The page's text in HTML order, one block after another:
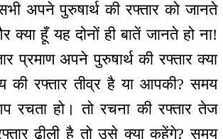
अपने पुरुषार्थ की रफ्तार को जानते
क्या हूँ यह दोनों ही बातें जानते हो ना!
प्रमाण अपने पुरुषार्थ की रफ्तार क्या
की रफ्तार तीव्र है या आपकी? समय
हो। तो रचना की रफ्तार तेज
ढीली है तो उसे क्या कहेंगे? समय